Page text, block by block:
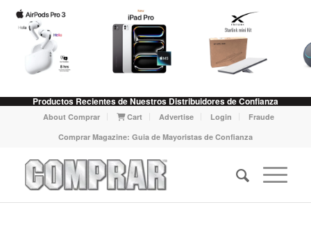
Productos Recientes de Nuestros Distribuidores de Confianza
About Comprar Cart Advertise Login
Fraude
Comprar Magazine: Guia de Mayoristas de Confianza